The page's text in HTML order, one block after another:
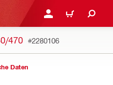
ANMELDEN ODER
WARENKORB
470 #2280106
Daten